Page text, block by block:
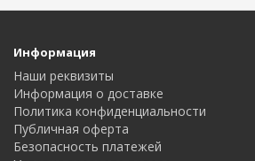
Информация
Наши реквизиты
Информация о доставке
Политика конфиденциальности
Публичная оферта
Безопасность платежей